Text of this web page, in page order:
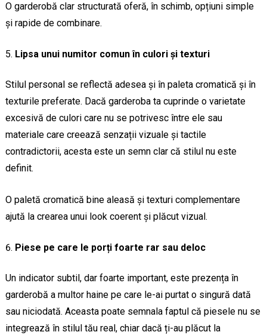
O garderobă clar structurată oferă, în schimb, opțiuni simple
și rapide de combinare.
Lipsa unui numitor comun în culori și texturi
Stilul personal se reflectă adesea și în paleta cromatică și în
texturile preferate. Dacă garderoba ta cuprinde o varietate
excesivă de culori care nu se potrivesc între ele sau
materiale care creează senzații vizuale și tactile
contradictorii, acesta este un semn clar că stilul nu este
definit.
O paletă cromatică bine aleasă și texturi complementare
ajută la crearea unui look coerent și plăcut vizual.
Piese pe care le porți foarte rar sau deloc
Un indicator subtil, dar foarte important, este prezența în
garderobă a multor haine pe care le-ai purtat o singură dată
sau niciodată. Aceasta poate semnala faptul că piesele nu se
integrează în stilul tău real, chiar dacă ți-au plăcut la